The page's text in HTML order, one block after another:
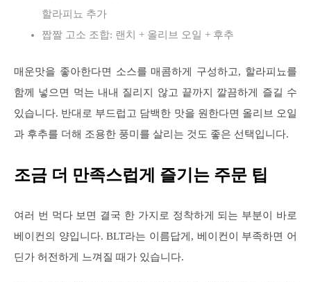
할라피뇨 추가
짭짤 고소 조합: 랜치 + 올리브 오일 + 후추
매운맛을 좋아한다면 소스를 매콤하게 구성하고, 할라피뇨를
함께 넣으면 먹는 내내 질리지 않고 끝까지 깔끔하게 즐길 수
있습니다. 반대로 부드럽고 담백한 맛을 원한다면 올리브 오일
과 후추를 더해 조용한 풍미를 살리는 것도 좋은 선택입니다.
조금 더 만족스럽게 즐기는 주문 팁
여러 번 먹다 보면 결국 한 가지로 정착하게 되는 부분이 바로
베이컨의 양입니다. BLT라는 이름답게, 베이컨이 부족하면 어
딘가 허전하게 느껴질 때가 있습니다.